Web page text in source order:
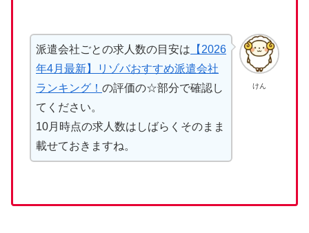
けん
派遣会社ごとの求人数の目安は 【2026
年4月最新】リゾバおすすめ派遣会社
ランキング！ の評価の☆部分で確認し
てください。
10月時点の求人数はしばらくそのまま
載せておきますね。